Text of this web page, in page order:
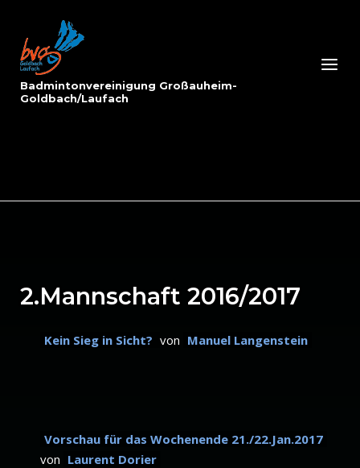
content
Badmintonvereinigung Großauheim-
Goldbach/Laufach
Menu
2.Mannschaft 2016/2017
Kein Sieg in Sicht? von Manuel Langenstein
Vorschau für das Wochenende 21./22.Jan.2017
von Laurent Dorier